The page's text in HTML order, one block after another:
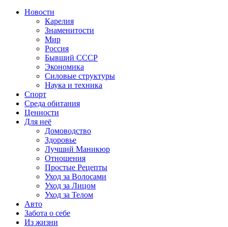
Новости
Карелия
Знаменитости
Мир
Россия
Бывший СССР
Экономика
Силовые структуры
Наука и техника
Спорт
Среда обитания
Ценности
Для неё
Домоводство
Здоровье
Лучший Маникюр
Отношения
Простые Рецепты
Уход за Волосами
Уход за Лицом
Уход за Телом
Авто
Забота о себе
Из жизни